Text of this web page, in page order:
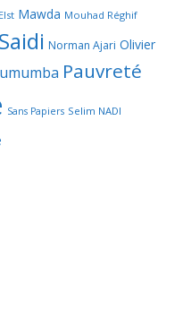
Mawda Mouhad Réghif
Norman Ajari Olivier
Pauvreté
Sans Papiers Selim NADI